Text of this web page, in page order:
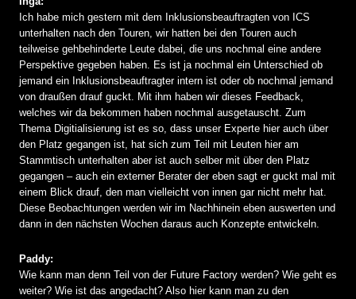
Ich habe mich gestern mit dem Inklusionsbeauftragten von ICS
unterhalten nach den Touren, wir hatten bei den Touren auch
teilweise gehbehinderte Leute dabei, die uns nochmal eine andere
Perspektive gegeben haben. Es ist ja nochmal ein Unterschied ob
jemand ein Inklusionsbeauftragter intern ist oder ob nochmal jemand
von draußen drauf guckt. Mit ihm haben wir dieses Feedback,
welches wir da bekommen haben nochmal ausgetauscht. Zum
Thema Digitialisierung ist es so, dass unser Experte hier auch über
den Platz gegangen ist, hat sich zum Teil mit Leuten hier am
Stammtisch unterhalten aber ist auch selber mit über den Platz
gegangen – auch ein externer Berater der eben sagt er guckt mal mit
einem Blick drauf, den man vielleicht von innen gar nicht mehr hat.
Diese Beobachtungen werden wir im Nachhinein eben auswerten und
dann in den nächsten Wochen daraus auch Konzepte entwickeln.
Paddy:
Wie kann man denn Teil von der Future Factory werden? Wie geht es
weiter? Wie ist das angedacht? Also hier kann man zu den